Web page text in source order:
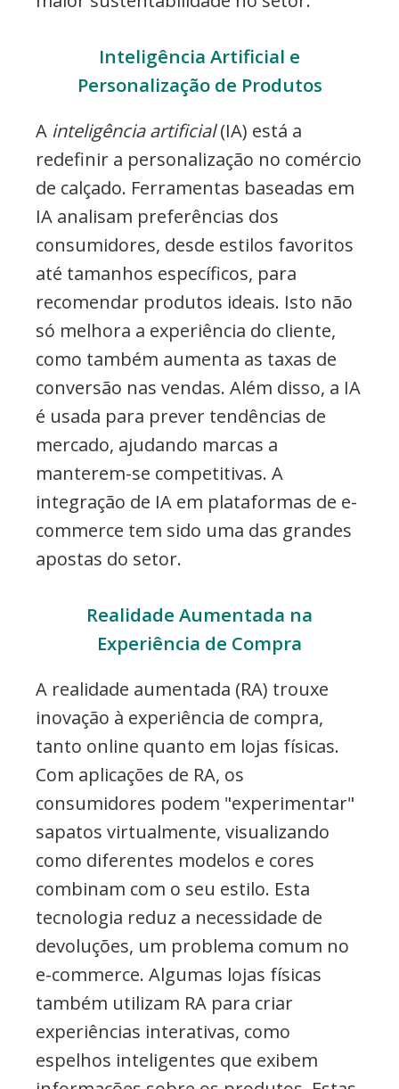
Inteligência Artificial e
Personalização de Produtos
A inteligência artificial(IA) está a
redefinir a personalização no comércio
de calçado. Ferramentas baseadas em
IA analisam preferências dos
consumidores, desde estilos favoritos
até tamanhos específicos, para
recomendar produtos ideais. Isto não
só melhora a experiência do cliente,
como também aumenta as taxas de
conversão nas vendas. Além disso, a IA
é usada para prever tendências de
mercado, ajudando marcas a
manterem-se competitivas. A
integração de IA em plataformas de e-
commerce tem sido uma das grandes
apostas do setor.
Realidade Aumentada na
Experiência de Compra
A realidade aumentada (RA) trouxe
inovação à experiência de compra,
tanto online quanto em lojas físicas.
Com aplicações de RA, os
consumidores podem "experimentar"
sapatos virtualmente, visualizando
como diferentes modelos e cores
combinam com o seu estilo. Esta
tecnologia reduz a necessidade de
devoluções, um problema comum no
e-commerce. Algumas lojas físicas
também utilizam RA para criar
experiências interativas, como
espelhos inteligentes que exibem